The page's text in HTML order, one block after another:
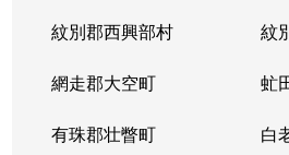
紋別郡西興部村 紋
網走郡大空町 虻
有珠郡壮瞥町 白